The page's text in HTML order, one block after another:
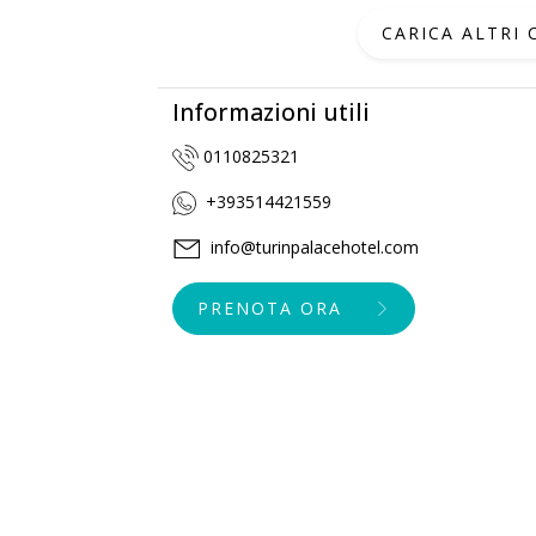
CARICA ALTRI
Informazioni utili
0110825321
+393514421559
info@turinpalacehotel.com
PRENOTA ORA